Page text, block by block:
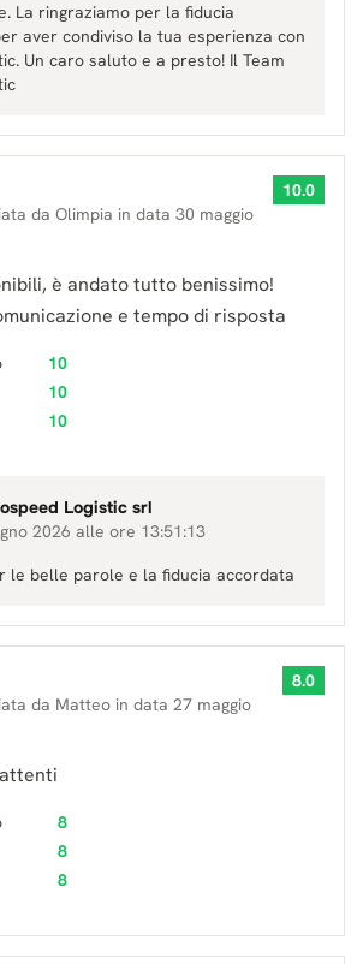
La ringraziamo per la fiducia
aver condiviso la tua esperienza con
Un caro saluto e a presto! Il Team
da Olimpia in data 30 maggio
10.0
è andato tutto benissimo!
e tempo di risposta
10
10
10
Logistic srl
2026 alle ore 13:51:13
le belle parole e la fiducia accordata
da Matteo in data 27 maggio
8.0
8
8
8